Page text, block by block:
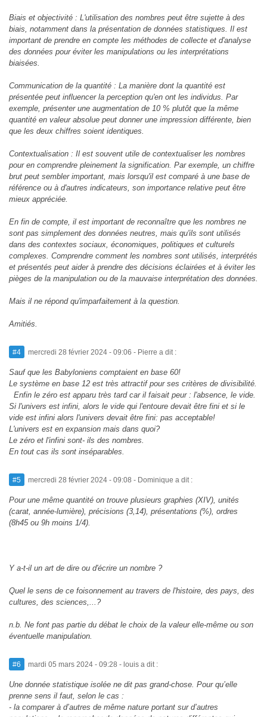
Biais et objectivité : L'utilisation des nombres peut être sujette à des
biais, notamment dans la présentation de données statistiques. Il est
important de prendre en compte les méthodes de collecte et d'analyse
des données pour éviter les manipulations ou les interprétations
biaisées.
Communication de la quantité : La manière dont la quantité est
présentée peut influencer la perception qu'en ont les individus. Par
exemple, présenter une augmentation de 10 % plutôt que la même
quantité en valeur absolue peut donner une impression différente, bien
que les deux chiffres soient identiques.
Contextualisation : Il est souvent utile de contextualiser les nombres
pour en comprendre pleinement la signification. Par exemple, un chiffre
brut peut sembler important, mais lorsqu'il est comparé à une base de
référence ou à d'autres indicateurs, son importance relative peut être
mieux appréciée.
En fin de compte, il est important de reconnaître que les nombres ne
sont pas simplement des données neutres, mais qu'ils sont utilisés
dans des contextes sociaux, économiques, politiques et culturels
complexes. Comprendre comment les nombres sont utilisés, interprétés
et présentés peut aider à prendre des décisions éclairées et à éviter les
pièges de la manipulation ou de la mauvaise interprétation des données.
Mais il ne répond qu'imparfaitement à la question.
Amitiés.
#4 mercredi 28 février 2024 - 09:06 - Pierre a dit :
Sauf que les Babyloniens comptaient en base 60!
Le système en base 12 est très attractif pour ses critères de divisibilité.
Enfin le zéro est apparu très tard car il faisait peur : l'absence, le vide.
Si l'univers est infini, alors le vide qui l'entoure devait être fini et si le
vide est infini alors l'univers devait être fini: pas acceptable!
L'univers est en expansion mais dans quoi?
Le zéro et l'infini sont- ils des nombres.
En tout cas ils sont inséparables.
#5 mercredi 28 février 2024 - 09:08 - Dominique a dit :
Pour une même quantité on trouve plusieurs graphies (XIV), unités
(carat, année-lumière), précisions (3,14), présentations (%), ordres
(8h45 ou 9h moins 1/4).
Y a-t-il un art de dire ou d'écrire un nombre ?
Quel le sens de ce foisonnement au travers de l'histoire, des pays, des
cultures, des sciences,...?
n.b. Ne font pas partie du débat le choix de la valeur elle-même ou son
éventuelle manipulation.
#6 mardi 05 mars 2024 - 09:28 - louis a dit :
Une donnée statistique isolée ne dit pas grand-chose. Pour qu’elle
prenne sens il faut, selon le cas :
- la comparer à d’autres de même nature portant sur d’autres